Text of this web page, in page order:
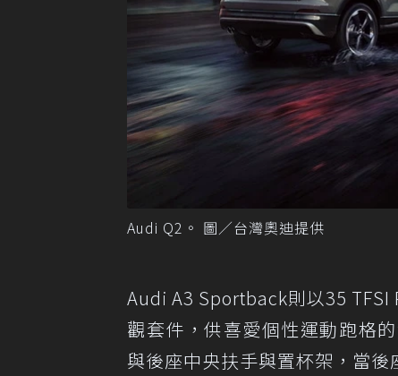
Audi Q2。 圖／台灣奧迪提供
Audi A3 Sportback則以35
觀套件，供喜愛個性運動跑格
與後座中央扶手與置杯架，當